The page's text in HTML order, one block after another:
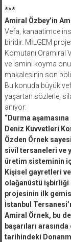
***
Amiral Özbey’in
Vefa, kanaatimce
biridir. MİLGEM
Komutanı Oramiral
ve ismini koyma
makalesinin son
Bu konuda büyük
yaşartan sözlerle,
anıyor:
“Durma
Deniz Kuvvetleri
Özden Örnek
sivil tersaneleri ve
üretim sisteminin
Kişisel gayretleri
olağanüstü işbirliği
projesinin ilk gemisi
İstanbul
Amiral Örnek, bu
başarıları
tarihindeki